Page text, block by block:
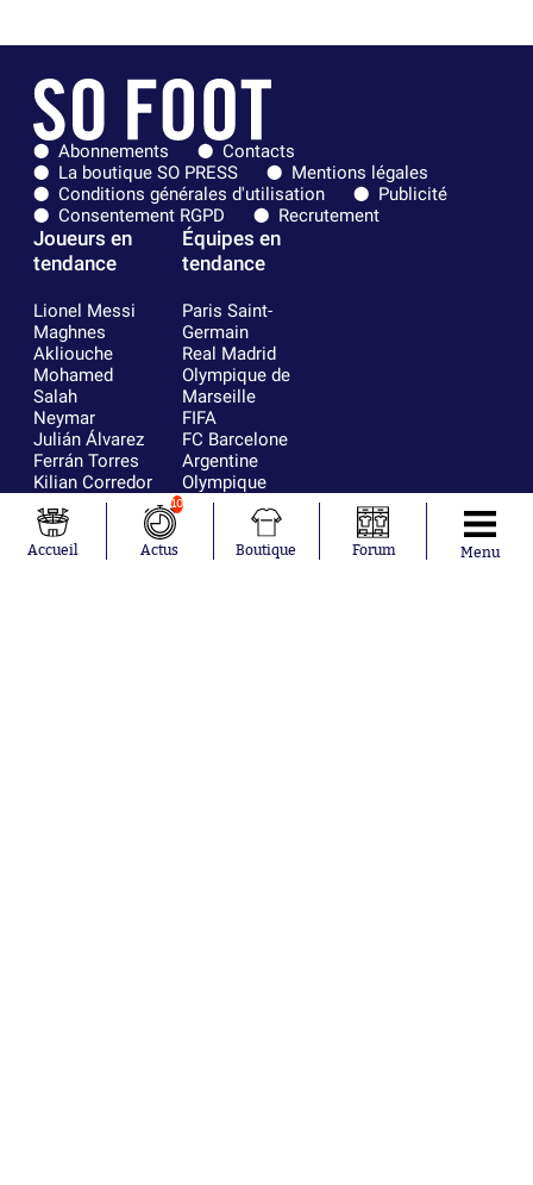
Abonnements
Contacts
La boutique SO PRESS
Mentions légales
Conditions générales d'utilisation
Publicité
Consentement RGPD
Recrutement
Joueurs en
tendance
Lionel Messi
Maghnes
Akliouche
Mohamed
Salah
Neymar
Julián Álvarez
Ferrán Torres
Kilian Corredor
Franco
Mastantuono
Orel Mangala
Équipes en
tendance
Paris Saint-
Germain
Real Madrid
Olympique de
Marseille
FIFA
FC Barcelone
Argentine
Olympique
lyonnais
AS Monaco
RC Strasbourg
Accueil
10
Actus Boutique Forum Menu